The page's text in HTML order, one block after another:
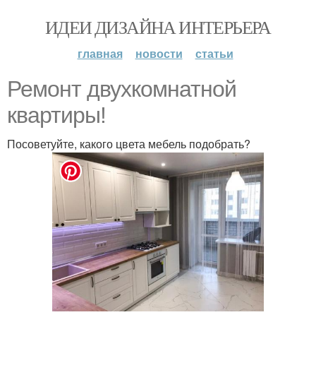
ИДЕИ ДИЗАЙНА ИНТЕРЬЕРА
главная новости статьи
Ремонт двухкомнатной
квартиры!
Посоветуйте, какого цвета мебель подобрать?